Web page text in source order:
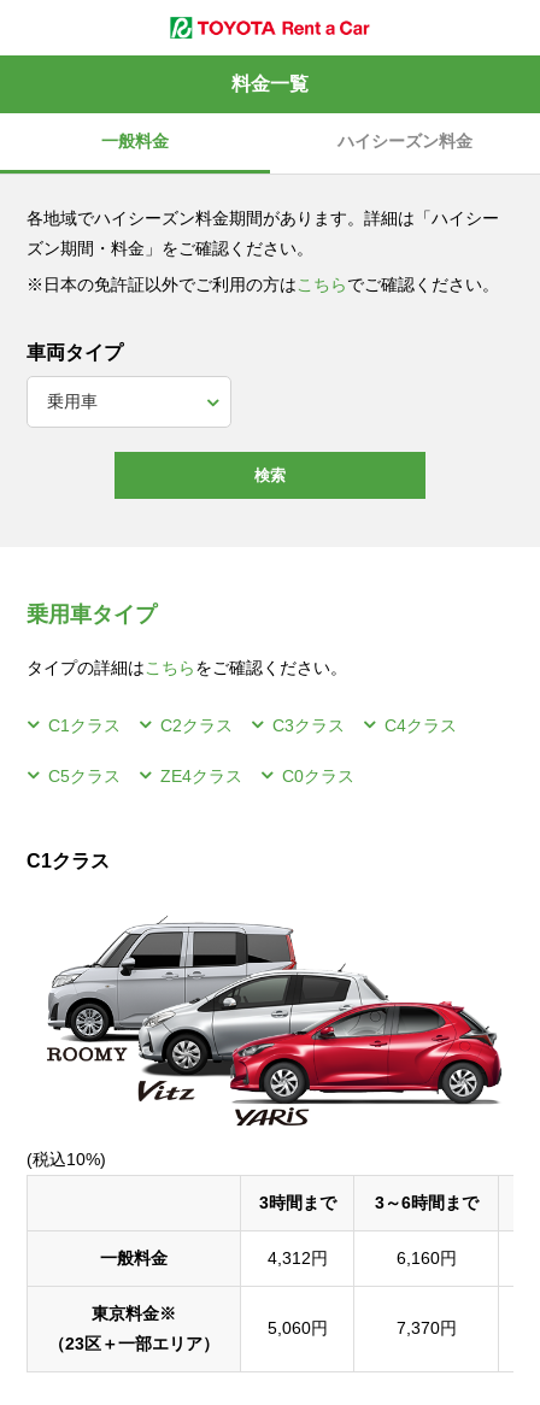
料金一覧
一般料金 ハイシーズン料金
各地域でハイシーズン料金期間があります。詳細は「ハイシー
ズン期間・料金」をご確認ください。
※日本の免許証以外でご利用の方はこちらでご確認ください。
車両タイプ
検索
乗用車タイプ
タイプの詳細はこちらをご確認ください。
C1クラス C2クラス C3クラス C4クラス
C5クラス ZE4クラス C0クラス
C1クラス
(税込10%)
3時間まで 3～6時間まで
一般料金 4,312円 6,160円
東京料金※
（23区＋一部エリア）
5,060円 7,370円